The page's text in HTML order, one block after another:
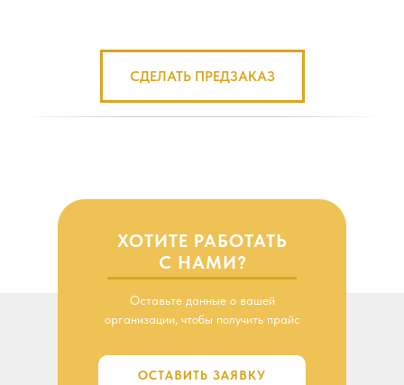
СДЕЛАТЬ ПРЕДЗАКАЗ
ХОТИТЕ РАБОТАТЬ
С НАМИ?
Оставьте данные о вашей
организации, чтобы получить прайс
ОСТАВИТЬ ЗАЯВКУ